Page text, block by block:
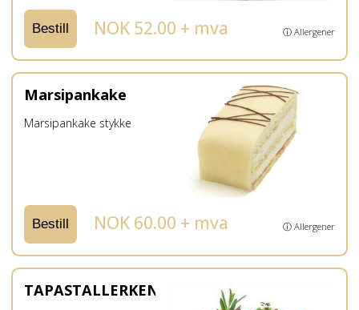
Bestill NOK 52.00 + mva ⓘ Allergener
Marsipankake
Marsipankake stykke
Bestill NOK 60.00 + mva ⓘ Allergener
TAPASTALLERKEN